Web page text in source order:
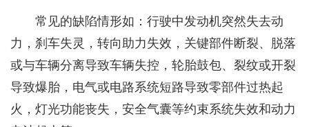
常见的缺陷情形如：行驶中发动机突然失去动
力，刹车失灵，转向助力失效，关键部件断裂、脱落
或与车辆分离导致车辆失控，轮胎鼓包、裂纹或开裂
导致爆胎，电气或电路系统短路导致零部件过热起
火，灯光功能丧失，安全气囊等约束系统失效和动力